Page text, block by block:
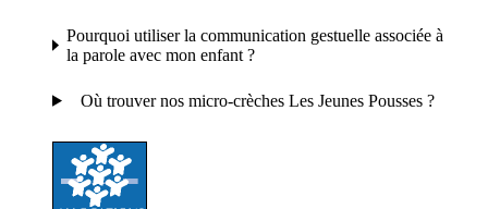
Pourquoi utiliser la communication gestuelle associée à
la parole avec mon enfant ?
Où trouver nos micro-crèches Les Jeunes Pousses ?